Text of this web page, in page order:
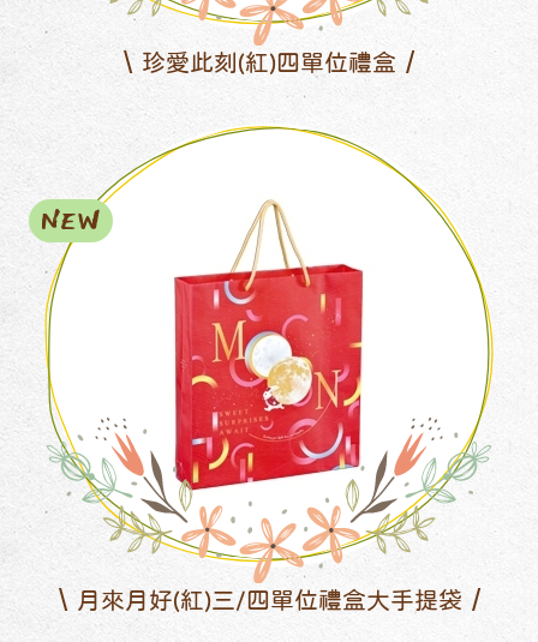
珍愛此刻(紅)四單位禮盒
月來月好(紅)三/四單位禮盒大手提袋
NEW